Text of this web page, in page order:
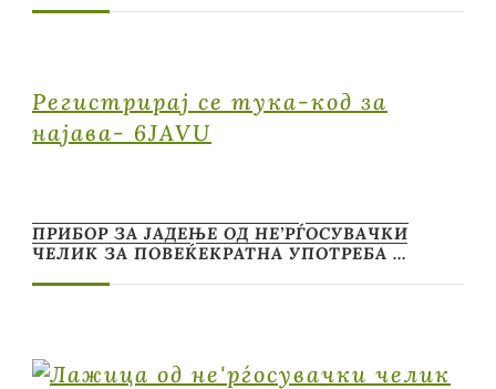
Регистрирај се тука-код за
најава- 6JAVU
ПРИБОР ЗА ЈАДЕЊЕ ОД НЕ’РЃОСУВАЧКИ
ЧЕЛИК ЗА ПОВЕЌЕКРАТНА УПОТРЕБА …